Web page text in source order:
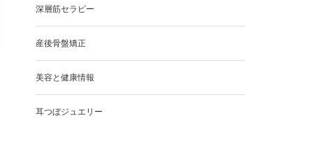
深層筋セラピー
産後骨盤矯正
美容と健康情報
耳つぼジュエリー